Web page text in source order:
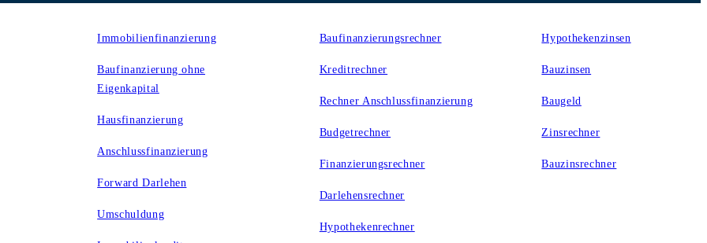
Immobilienfinanzierung
Baufinanzierung ohne
Eigenkapital
Hausfinanzierung
Anschlussfinanzierung
Forward Darlehen
Umschuldung
Baufinanzierungsrechner
Kreditrechner
Rechner Anschlussfinanzierung
Budgetrechner
Finanzierungsrechner
Darlehensrechner
Hypothekenrechner
Hypothekenzinsen
Bauzinsen
Baugeld
Zinsrechner
Bauzinsrechner